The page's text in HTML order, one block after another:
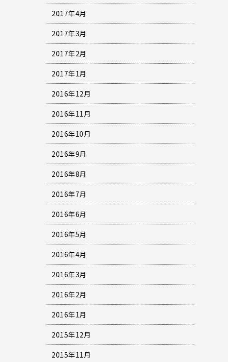
2017年4月
2017年3月
2017年2月
2017年1月
2016年12月
2016年11月
2016年10月
2016年9月
2016年8月
2016年7月
2016年6月
2016年5月
2016年4月
2016年3月
2016年2月
2016年1月
2015年12月
2015年11月